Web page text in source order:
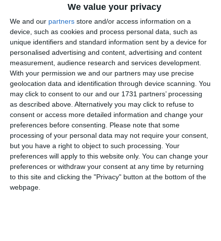
We value your privacy
We and our partners store and/or access information on a
device, such as cookies and process personal data, such as
unique identifiers and standard information sent by a device for
personalised advertising and content, advertising and content
measurement, audience research and services development.
With your permission we and our partners may use precise
geolocation data and identification through device scanning. You
may click to consent to our and our 1731 partners’ processing
as described above. Alternatively you may click to refuse to
consent or access more detailed information and change your
preferences before consenting. Please note that some
processing of your personal data may not require your consent,
but you have a right to object to such processing. Your
preferences will apply to this website only. You can change your
preferences or withdraw your consent at any time by returning
to this site and clicking the "Privacy" button at the bottom of the
webpage.
1. Litoral Sport 2022 Corbu – 39p
2. Axiopolis Cernavodă II – 39p
3. Voința Siminoc – 37p
4. Danubius Rasova – 36p
5. Recolta Nicolae Bălcescu – 32p
6. Flacăra Crucea – 27p
7. Speranța Castelu – 25p
8. Voința Valu lui Traian – 24p
9. Real Năvodari – 22p
10. Pescarul Ghindărești – 18p
11. Viitorul Fântânele – 17p
12. Dacia Mircea Vodă – 12p
13. Pescărușul Gârliciu – 7p
14. Viitorul Cuza Vodă – 7p
Seria Sud